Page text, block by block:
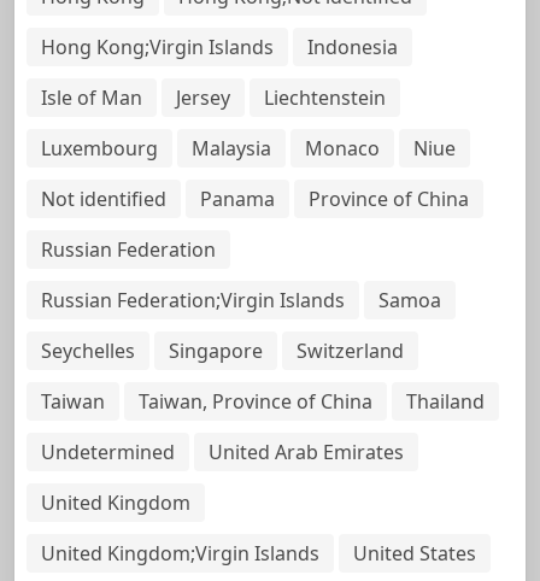
Hong Kong;Virgin Islands
Indonesia
Isle of Man
Jersey
Liechtenstein
Luxembourg
Malaysia Monaco
Niue
Not identified
Panama
Province of China
Russian Federation
Russian Federation;Virgin Islands
Samoa
Seychelles
Singapore
Switzerland
Taiwan
Taiwan, Province of China
Thailand
Undetermined
United Arab Emirates
United Kingdom
United Kingdom;Virgin Islands
United States